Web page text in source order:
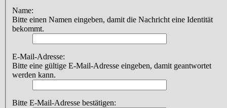
Name:
Bitte einen Namen eingeben, damit die Nachricht eine Identität
bekommt.
E-Mail-Adresse:
Bitte eine gültige E-Mail-Adresse eingeben, damit geantwortet
werden kann.
Bitte E-Mail-Adresse bestätigen: